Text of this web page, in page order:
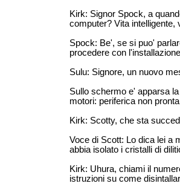
Kirk: Signor Spock, a
computer? Vita intelligente,
Spock: Be', se si puo'
procedere con
Sulu: Signore, un nuovo
Sullo schermo e' apparsa
motori: periferica non
Kirk: Scotty, che sta
Voce di Scott: Lo dica lei a
abbia isolato i cristalli di
Kirk: Uhura, chiami il
istruzioni su come